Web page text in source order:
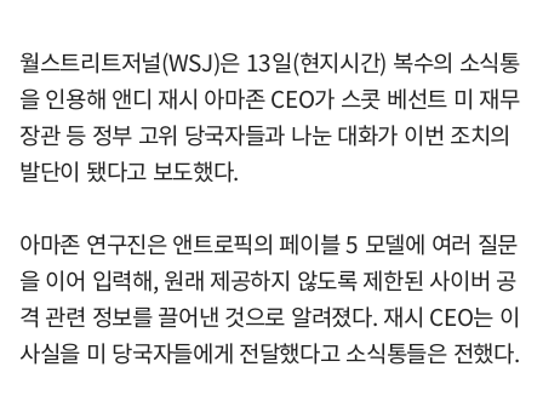
월스트리트저널(WSJ)은 13일(현지시간) 복수의 소식통
을 인용해 앤디 재시 아마존 CEO가 스콧 베선트 미 재무
장관 등 정부 고위 당국자들과 나눈 대화가 이번 조치의
발단이 됐다고 보도했다.
아마존 연구진은 앤트로픽의 페이블 5 모델에 여러 질문
을 이어 입력해, 원래 제공하지 않도록 제한된 사이버 공
격 관련 정보를 끌어낸 것으로 알려졌다. 재시 CEO는 이
사실을 미 당국자들에게 전달했다고 소식통들은 전했다.